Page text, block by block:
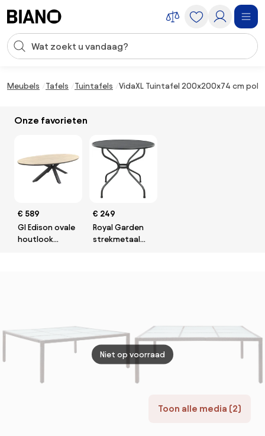
Zoekopdracht invoeren
Meubels Tafels Tuintafels VidaXL Tuintafel 200x200x74 cm
Onze favorieten
€ 589
GI Edison ovale
houtlook
€ 249
Royal Garden
strekmetaal
Toon alle media (2)
Niet op voorraad